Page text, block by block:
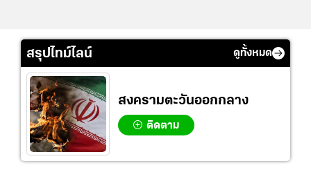
สรุปไทม์ไลน์ ดูทั้งหมด
สงครามตะวันออกกลาง
ติดตาม